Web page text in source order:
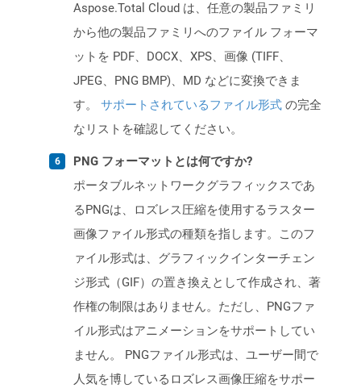
Aspose.Total Cloud は、任意の製品ファミリ
から他の製品ファミリへのファイル フォーマ
ットを PDF、DOCX、XPS、画像 (TIFF、
JPEG、PNG BMP)、MD などに変換できま
す。 サポートされているファイル形式 の完全
なリストを確認してください。
PNG フォーマットとは何ですか?
ポータブルネットワークグラフィックスであ
るPNGは、ロズレス圧縮を使用するラスター
画像ファイル形式の種類を指します。このフ
ァイル形式は、グラフィックインターチェン
ジ形式（GIF）の置き換えとして作成され、著
作権の制限はありません。ただし、PNGファ
イル形式はアニメーションをサポートしてい
ません。 PNGファイル形式は、ユーザー間で
人気を博しているロズレス画像圧縮をサポー